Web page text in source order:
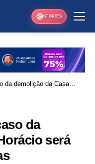
STORIES
da demolição da Casa
da
será